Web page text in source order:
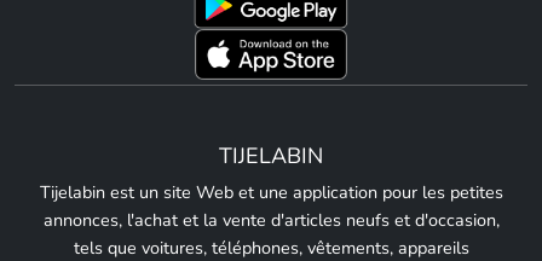
TIJELABIN
Tijelabin est un site Web et une application pour les petites
annonces, l'achat et la vente d'articles neufs et d'occasion,
tels que voitures, téléphones, vêtements, appareils